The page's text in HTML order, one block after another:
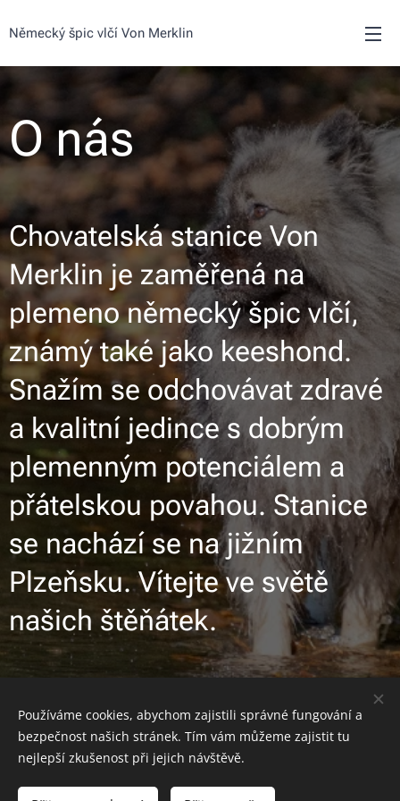
Německý špic vlčí Von Merklin
O nás
Chovatelská stanice Von
Merklin je zaměřená na
plemeno německý špic vlčí,
známý také jako keeshond.
Snažím se odchovávat zdravé
a kvalitní jedince s dobrým
plemenným potenciálem a
přátelskou povahou. Stanice
se nachází se na jižním
Plzeňsku. Vítejte ve světě
našich štěňátek.
Obrázky poskytlPexels
Cookies
Jazyky
Používáme cookies, abychom zajistili správné fungování a
bezpečnost našich stránek. Tím vám můžeme zajistit tu
nejlepší zkušenost při jejich návštěvě.